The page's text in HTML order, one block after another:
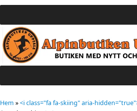
Hem »<i class="fa fa-skiing" aria-